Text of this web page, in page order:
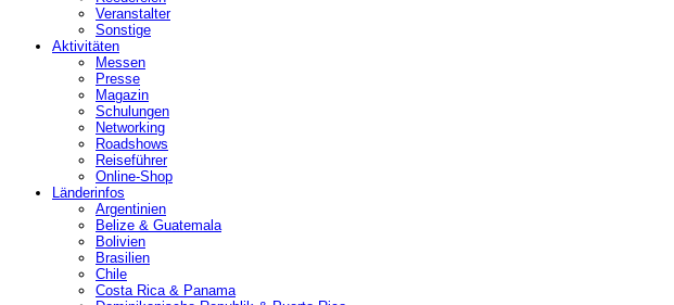
Veranstalter
Sonstige
Aktivitäten
Messen
Presse
Magazin
Schulungen
Networking
Roadshows
Reiseführer
Online-Shop
Länderinfos
Argentinien
Belize & Guatemala
Bolivien
Brasilien
Chile
Costa Rica & Panama